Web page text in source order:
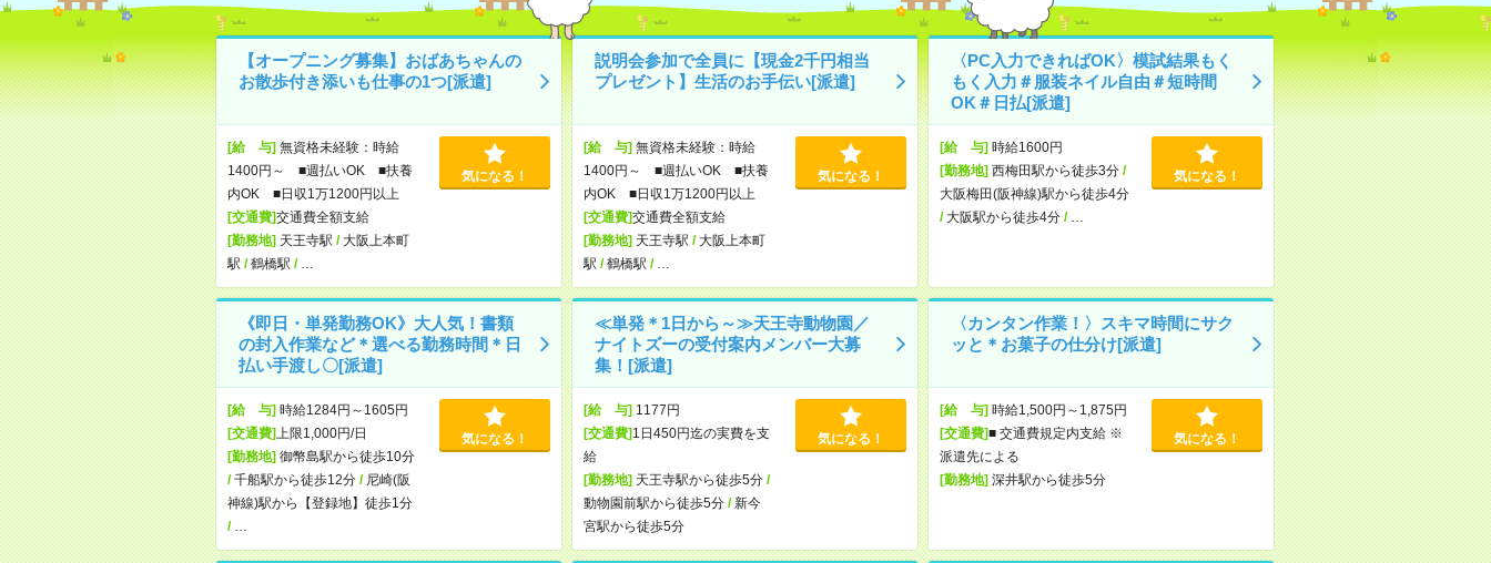
【オープニング募集】おばあちゃんの
お散歩付き添いも仕事の1つ[派遣]
[給 与]無資格未経験：時給
1400円～ ■週払いOK ■扶養
内OK ■日収1万1200円以上
[交通費]交通費全額支給
[勤務地]天王寺駅 / 大阪上本町
駅 /鶴橋駅 /
気になる！
説明会参加で全員に【現金2千円相当
プレゼント】生活のお手伝い[派遣]
[給 与]無資格未経験：時給
1400円～ ■週払いOK ■扶養
内OK ■日収1万1200円以上
[交通費]交通費全額支給
[勤務地]天王寺駅 / 大阪上本町
駅 /鶴橋駅 /
気になる！
〈PC入力できればOK〉模試結果もく
もく入力＃服装ネイル自由＃短時間
OK＃日払[派遣]
[給 与]時給1600円
[勤務地]西梅田駅から徒歩3分/
大阪梅田(阪神線)駅から徒歩4分
/ 大阪駅から徒歩4分/
気になる！
《即日・単発勤務OK》大人気！書類
の封入作業など＊選べる勤務時間＊日
払い手渡し〇[派遣]
[給 与]時給1284円～1605円
[交通費]上限1,000円/日
[勤務地]御幣島駅から徒歩10分
/千船駅から徒歩12分/ 尼崎(阪
神線)駅から【登録地】徒歩1分
/
気になる！
≪単発＊1日から～≫天王寺動物園／
ナイトズーの受付案内メンバー大募
集！[派遣]
[給 与]1177円
[交通費]1日450円迄の実費を支
給
[勤務地]天王寺駅から徒歩5分/
動物園前駅から徒歩5分/新今
宮駅から徒歩5分
気になる！
〈カンタン作業！〉スキマ時間にサク
ッと＊お菓子の仕分け[派遣]
[給 与]時給1,500円～1,875円
[交通費]■ 交通費規定内支給 ※
派遣先による
[勤務地]深井駅から徒歩5分
気になる！